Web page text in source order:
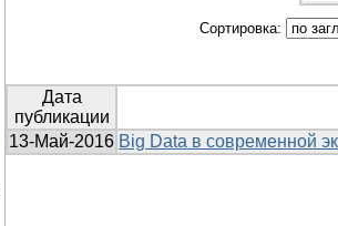
Сортировка:
Дата
публикации
13-Май-2016 Big Data в современной